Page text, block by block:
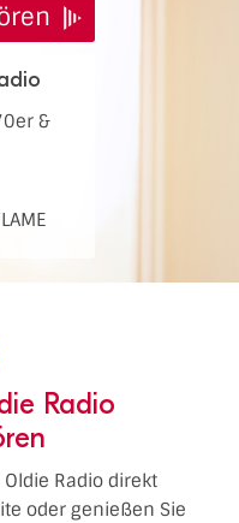
&
Radio
Radio direkt
oder genießen Sie